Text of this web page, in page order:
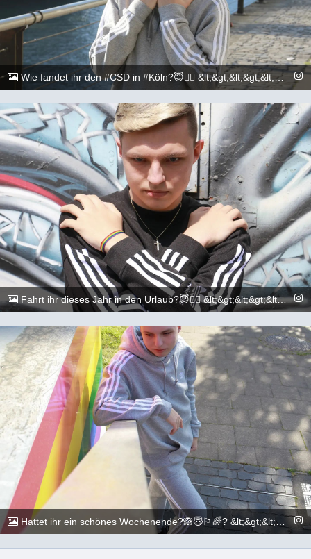
Wie fandet ihr den #CSD in #Köln?😇🏳️‍🌈 &lt;&gt;&lt;&gt;&lt;&gt;&lt;&gt;&lt;&gt;&lt;&gt;&lt;&gt;&lt;&gt;&lt;&gt;&lt;&gt; 📷: @execuitive_photo &lt;&gt;&lt;&gt;&lt;&gt;&lt;&gt;&lt;&gt;&lt;&gt;&lt;&gt;&lt;&gt;&lt;&gt;&lt;&gt; #gay #lgbtq #Köln #Cologne #german #boy #marburg #gaylove #eisenach #shooting #summer #summertime #travel #sun #pride #loveislove #gayboy
5. Juli 2022
Fahrt ihr dieses Jahr in den Urlaub?😇🏳️‍🌈 &lt;&gt;&lt;&gt;&lt;&gt;&lt;&gt;&lt;&gt;&lt;&gt;&lt;&gt;&lt;&gt;&lt;&gt;&lt;&gt; 📷: @execuitive_photo &lt;&gt;&lt;&gt;&lt;&gt;&lt;&gt;&lt;&gt;&lt;&gt;&lt;&gt;&lt;&gt;&lt;&gt;&lt;&gt; #gay #lgbtq #Köln #Cologne #german #boy #marburg #gaylove #eisenach #shooting #summer #summertime #travel #sun #pride #loveislove #gayboy
@_chr2s_ 1. Juli 2022
Hattet ihr ein schönes Wochenende?🙈😇🏳️‍🌈? &lt;&gt;&lt;&gt;&lt;&gt;&lt;&gt;&lt;&gt;&lt;&gt;&lt;&gt;&lt;&gt;&lt;&gt;&lt;&gt; 📷: @execuitive_photo &lt;&gt;&lt;&gt;&lt;&gt;&lt;&gt;&lt;&gt;&lt;&gt;&lt;&gt;&lt;&gt;&lt;&gt;&lt;&gt; #gay #lgbtq #Köln #Cologne #german #boy #marburg #gaylove #eisenach #shooting #summer #summertime #travel #sun #pride #loveislove #gayboy
@_chr2s_